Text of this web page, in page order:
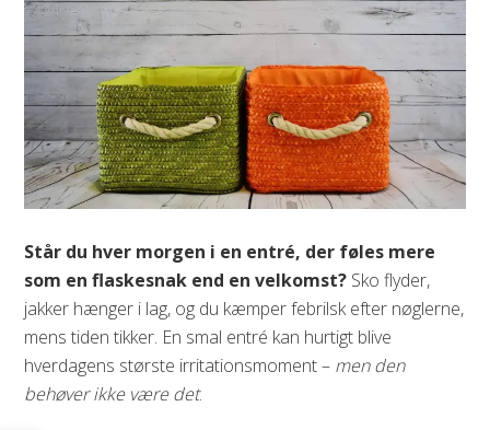
Står du hver morgen i en entré, der føles mere
som en flaskesnak end en velkomst? Sko flyder,
jakker hænger i lag, og du kæmper febrilsk efter nøglerne,
mens tiden tikker. En smal entré kan hurtigt blive
hverdagens største irritationsmoment – men den
behøver ikke være det.